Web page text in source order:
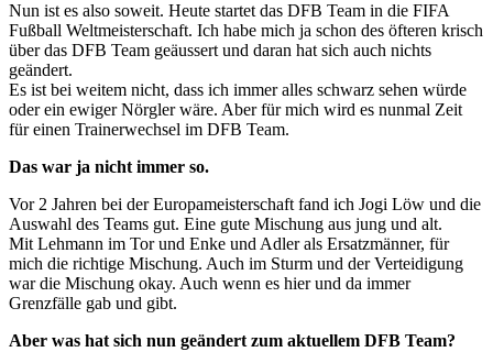
Nun ist es also soweit. Heute startet das DFB Team in die FIFA
Fußball Weltmeisterschaft. Ich habe mich ja schon des öfteren krisch
über das DFB Team geäussert und daran hat sich auch nichts
geändert.
Es ist bei weitem nicht, dass ich immer alles schwarz sehen würde
oder ein ewiger Nörgler wäre. Aber für mich wird es nunmal Zeit
für einen Trainerwechsel im DFB Team.
Das war ja nicht immer so.
Vor 2 Jahren bei der Europameisterschaft fand ich Jogi Löw und die
Auswahl des Teams gut. Eine gute Mischung aus jung und alt.
Mit Lehmann im Tor und Enke und Adler als Ersatzmänner, für
mich die richtige Mischung. Auch im Sturm und der Verteidigung
war die Mischung okay. Auch wenn es hier und da immer
Grenzfälle gab und gibt.
Aber was hat sich nun geändert zum aktuellem DFB Team?